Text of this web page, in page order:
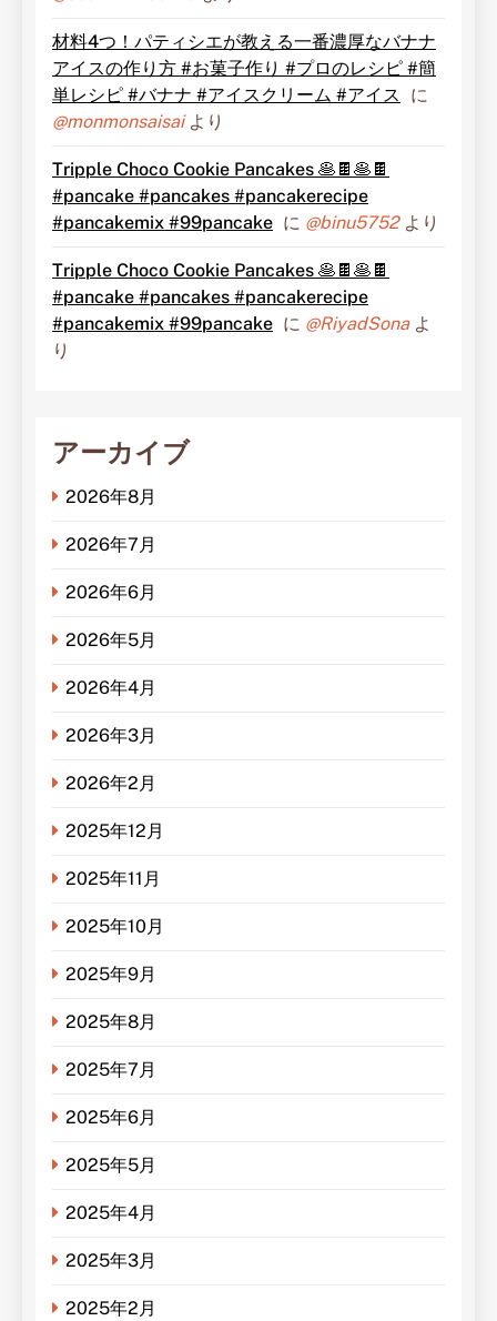
材料4つ！パティシエが教える一番濃厚なバナナ
アイスの作り方 #お菓子作り #プロのレシピ #簡
単レシピ #バナナ #アイスクリーム #アイス
に
@monmonsaisaiより
Tripple Choco Cookie Pancakes 🥞🍫🥞🍫
#pancake #pancakes #pancakerecipe
#pancakemix #99pancake に @binu5752より
Tripple Choco Cookie Pancakes 🥞🍫🥞🍫
#pancake #pancakes #pancakerecipe
#pancakemix #99pancake に @RiyadSonaよ
り
アーカイブ
2026年8月
2026年7月
2026年6月
2026年5月
2026年4月
2026年3月
2026年2月
2025年12月
2025年11月
2025年10月
2025年9月
2025年8月
2025年7月
2025年6月
2025年5月
2025年4月
2025年3月
2025年2月